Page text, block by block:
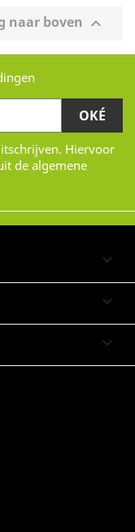
naar boven 
Hiervoor
de algemene


